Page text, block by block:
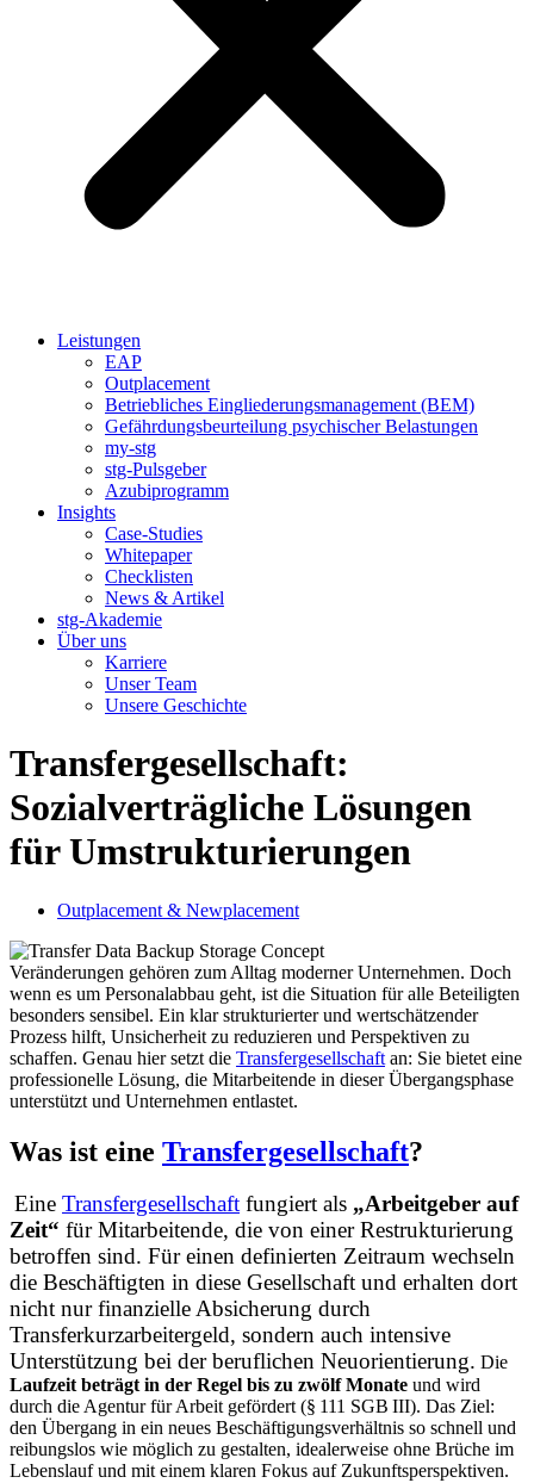
Leistungen
EAP
Outplacement
Betriebliches Eingliederungsmanagement (BEM)
Gefährdungsbeurteilung psychischer Belastungen
my-stg
stg-Pulsgeber
Azubiprogramm
Insights
Case-Studies
Whitepaper
Checklisten
News & Artikel
stg-Akademie
Über uns
Karriere
Unser Team
Unsere Geschichte
Transfergesellschaft:
Sozialverträgliche Lösungen
für Umstrukturierungen
Outplacement & Newplacement
Veränderungen gehören zum Alltag moderner Unternehmen. Doch
wenn es um Personalabbau geht, ist die Situation für alle Beteiligten
besonders sensibel. Ein klar strukturierter und wertschätzender
Prozess hilft, Unsicherheit zu reduzieren und Perspektiven zu
schaffen. Genau hier setzt die Transfergesellschaft an: Sie bietet eine
professionelle Lösung, die Mitarbeitende in dieser Übergangsphase
unterstützt und Unternehmen entlastet.
Was ist eine Transfergesellschaft?
Eine Transfergesellschaft fungiert als „Arbeitgeber auf
Zeit“ für Mitarbeitende, die von einer Restrukturierung
betroffen sind. Für einen definierten Zeitraum wechseln
die Beschäftigten in diese Gesellschaft und erhalten dort
nicht nur finanzielle Absicherung durch
Transferkurzarbeitergeld, sondern auch intensive
Unterstützung bei der beruflichen Neuorientierung. Die
Laufzeit beträgt in der Regel bis zu zwölf Monate und wird
durch die Agentur für Arbeit gefördert (§ 111 SGB III). Das Ziel:
den Übergang in ein neues Beschäftigungsverhältnis so schnell und
reibungslos wie möglich zu gestalten, idealerweise ohne Brüche im
Lebenslauf und mit einem klaren Fokus auf Zukunftsperspektiven.